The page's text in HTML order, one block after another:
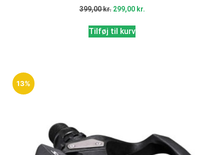
399,00kr. 299,00 kr.
Tilføj til kurv
13%